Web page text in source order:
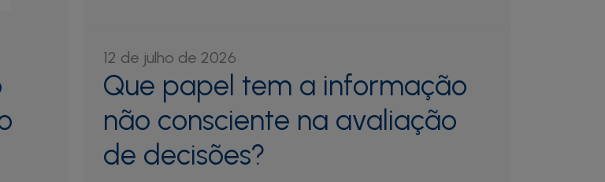
12 de julho de 2026
Que papel tem a informação
não consciente na avaliação
de decisões?